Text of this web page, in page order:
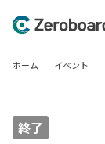
ホーム イベント
終了